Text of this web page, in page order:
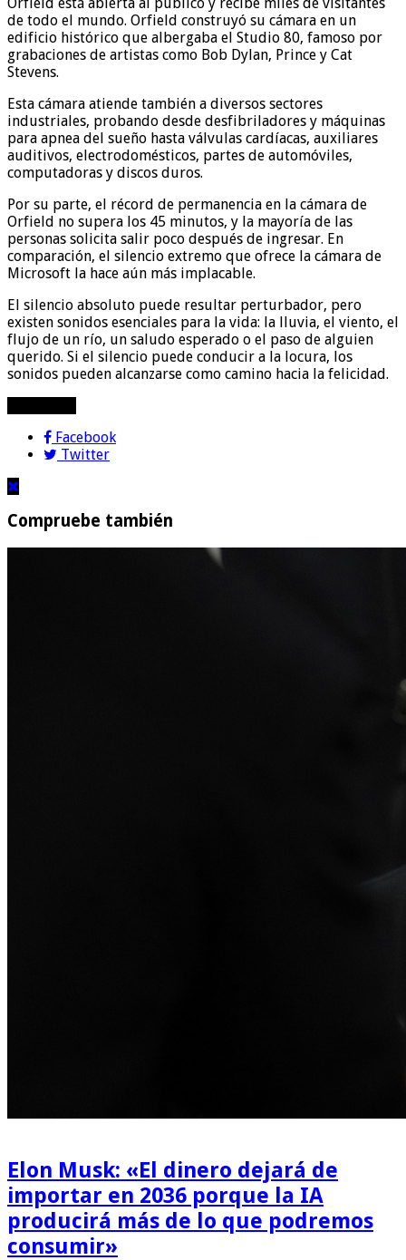
de todo el mundo. Orfield construyó su cámara en un
edificio histórico que albergaba el Studio 80, famoso por
grabaciones de artistas como Bob Dylan, Prince y Cat
Stevens.
Esta cámara atiende también a diversos sectores
industriales, probando desde desfibriladores y máquinas
para apnea del sueño hasta válvulas cardíacas, auxiliares
auditivos, electrodomésticos, partes de automóviles,
computadoras y discos duros.
Por su parte, el récord de permanencia en la cámara de
Orfield no supera los 45 minutos, y la mayoría de las
personas solicita salir poco después de ingresar. En
comparación, el silencio extremo que ofrece la cámara de
Microsoft la hace aún más implacable.
El silencio absoluto puede resultar perturbador, pero
existen sonidos esenciales para la vida: la lluvia, el viento, el
flujo de un río, un saludo esperado o el paso de alguien
querido. Si el silencio puede conducir a la locura, los
sonidos pueden alcanzarse como camino hacia la felicidad.
Facebook
Twitter
Compruebe también
Elon Musk: «El dinero dejará de
importar en 2036 porque la IA
producirá más de lo que podremos
consumir»